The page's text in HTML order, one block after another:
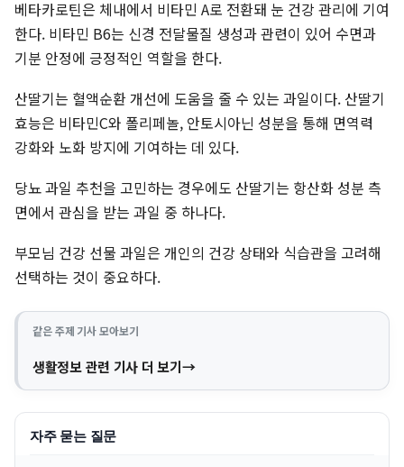
베타카로틴은 체내에서 비타민 A로 전환돼 눈 건강 관리에 기여
한다. 비타민 B6는 신경 전달물질 생성과 관련이 있어 수면과
기분 안정에 긍정적인 역할을 한다.
산딸기는 혈액순환 개선에 도움을 줄 수 있는 과일이다. 산딸기
효능은 비타민C와 폴리페놀, 안토시아닌 성분을 통해 면역력
강화와 노화 방지에 기여하는 데 있다.
당뇨 과일 추천을 고민하는 경우에도 산딸기는 항산화 성분 측
면에서 관심을 받는 과일 중 하나다.
부모님 건강 선물 과일은 개인의 건강 상태와 식습관을 고려해
선택하는 것이 중요하다.
같은 주제 기사 모아보기
생활정보 관련 기사 더 보기
자주 묻는 질문